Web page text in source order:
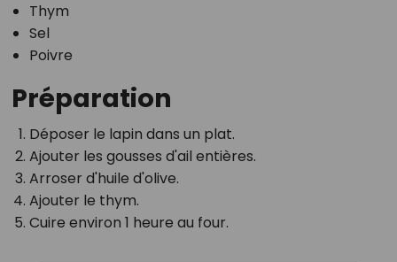
Thym
Sel
Poivre
Préparation
Déposer le lapin dans un plat.
Ajouter les gousses d'ail entières.
Arroser d'huile d'olive.
Ajouter le thym.
Cuire environ 1 heure au four.